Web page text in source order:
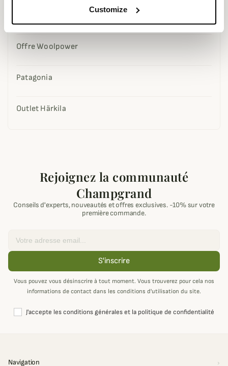
Customize
La sélection spéciale d'Alec
Offre Woolpower
Patagonia
Outlet Härkila
Rejoignez la communauté
Champgrand
Conseils d'experts, nouveautés et offres exclusives. -10% sur votre
première commande.
S'inscrire
Vous pouvez vous désinscrire à tout moment. Vous trouverez pour cela nos
informations de contact dans les conditions d'utilisation du site.
J'accepte les conditions générales et la politique de confidentialité
Navigation